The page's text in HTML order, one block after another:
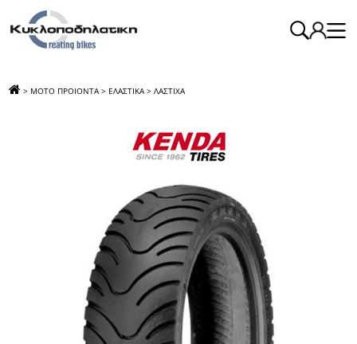
> ΜΟΤΟ ΠΡΟΙΟΝΤΑ > ΕΛΑΣΤΙΚΑ > ΛΑΣΤΙΧΑ